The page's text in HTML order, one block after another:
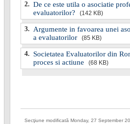
2. De ce este utila o asociatie
evaluatorilor?
(142 KB)
3. Argumente in favoarea unei
a evaluatorilor
(85 KB)
4. Societatea Evaluatorilor din
proces si actiune
(68 KB)
Secţiune modificată Monday, 27 September